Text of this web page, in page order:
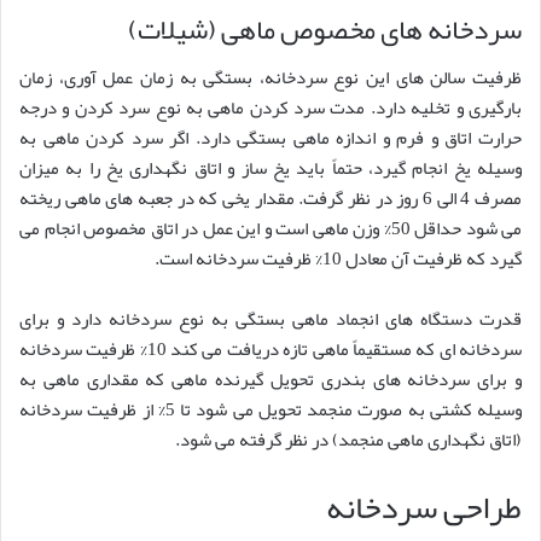
سردخانه های مخصوص ماهی (شیلات)
ظرفیت سالن های این نوع سردخانه، بستگی به زمان عمل آوری، زمان
بارگیری و تخلیه دارد. مدت سرد کردن ماهی به نوع سرد کردن و درجه
حرارت اتاق و فرم و اندازه ماهی بستگی دارد. اگر سرد کردن ماهی به
وسیله یخ انجام گیرد، حتماً باید یخ ساز و اتاق نگهداری یخ را به میزان
مصرف 4 الی 6 روز در نظر گرفت. مقدار یخی که در جعبه های ماهی ریخته
می شود حداقل 50% وزن ماهی است و این عمل در اتاق مخصوص انجام می
گیرد که ظرفیت آن معادل 10% ظرفیت سردخانه است.
قدرت دستگاه های انجماد ماهی بستگی به نوع سردخانه دارد و برای
سردخانه ای که مستقیماً ماهی تازه دریافت می کند 10% ظرفیت سردخانه
و برای سردخانه های بندری تحویل گیرنده ماهی که مقداری ماهی به
وسیله کشتی به صورت منجمد تحویل می شود تا 5% از ظرفیت سردخانه
(اتاق نگهداری ماهی منجمد) در نظر گرفته می شود.
طراحی سردخانه